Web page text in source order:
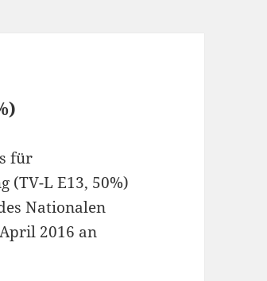
für
(TV-L E13, 50%)
Nationalen
2016 an